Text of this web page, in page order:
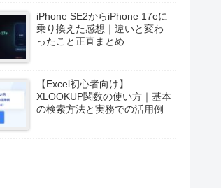
iPhone SE2からiPhone 17eに
乗り換えた感想｜違いと変わ
ったこと正直まとめ
【Excel初心者向け】
XLOOKUP関数の使い方｜基本
の検索方法と実務での活用例